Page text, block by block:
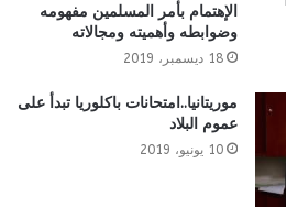
الإهتمام بأمر المسلمين مفهومه
وضوابطه وأهميته ومجالاته
18 ديسمبر، 2019
موريتانيا..امتحانات باكلوريا تبدأ على
عموم البلاد
10 يونيو، 2019